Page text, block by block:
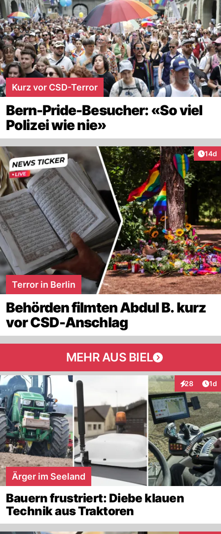
Kurz vor CSD-Terror
Bern-Pride-Besucher: «So viel
Polizei wie nie»
14d
Terror in Berlin
Behörden filmten Abdul B. kurz
vor CSD-Anschlag
MEHR AUS BIEL
28
Interaktionen
1d
Ärger im Seeland
Bauern frustriert: Diebe klauen
Technik aus Traktoren